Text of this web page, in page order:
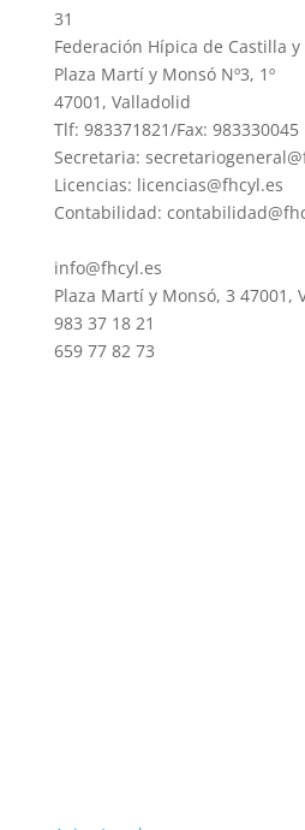
31
Federación Hípica de Castilla y
Plaza Martí y Monsó Nº3, 1º
47001, Valladolid
Tlf: 983371821/Fax: 983330045
Secretaria:
Licencias: licencias@fhcyl.es
Contabilidad:
info@fhcyl.es
Plaza Martí y Monsó, 3 47001,
983 37 18 21
659 77 82 73